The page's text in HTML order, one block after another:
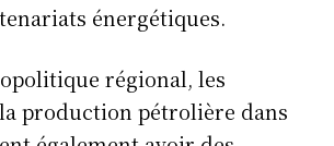
énergétiques.
régional, les
production pétrolière dans